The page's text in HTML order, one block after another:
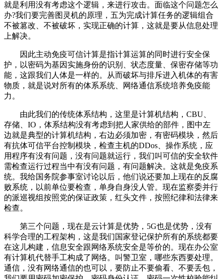
就是利用没有考虑这个逻辑，来进行攻击。面临这个问题怎么
办?我们要完善图灵机的原理，五为完成计算任务的逻辑组合
不被篡改、不被破坏，实现正确的计算，这就是要从信息处理
上解决。
因此主动免疫可信计算是指计算运算的同时进行安全保
护，以密码为基因实施身份的识别、状态度量、保密存储等功
能，这跟我们人体是一样的。从而破坏与排斥进入机体的有害
物质，就是说对所有的体系系统、网络通信系统培养免疫能
力。
由此我们的传统体系结构，这里是计算机结构，CBU、
存储、IO，体系结构没有考虑到把人家供给的部件，图中左
边就是典型的计算机结构，右边必须加密，有密码模块，然后
有抗体可信平台控制模块，检查主机的DDos、操作系统，应
用程序有没有问题，没有问题就运行，我们叫可信的安全软件
需检查运行过程当中有没有问题，有问题解决。这就是免疫系
统。我给国务院参事室讨论以后，他们说还要加上现在的反腐
败系统，以前单位要检查，单身自身没人管。现在监察委并行
的派巡视组按照党的保证政策，红头文件，按照纪律和法律来
检查。
第三个问题，现在是云计算是优势，5G也是优势，没有
科学合理的工程架构，这是我们国家登记保护所有的系统都要
在这儿构建，信息安全跟网络系统安全是等价的。现在办公室
有计算机代替手工构成了网络。叫警卫室，哪些东西要处理。
通信，没有网络通信的也可以，要防止不要偷看、不要丢包，